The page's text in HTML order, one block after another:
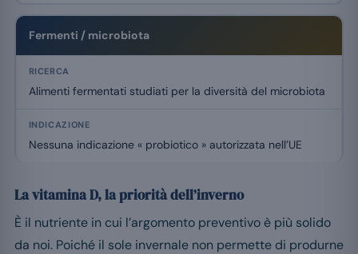
Fermenti / microbiota
Alimenti fermentati studiati per la diversità del microbiota
Nessuna indicazione « probiotico » autorizzata nell’UE
La vitamina D, la priorità dell’inverno
È il nutriente in cui l’argomento preventivo è più solido
da noi. Poiché il sole invernale non permette di produrne